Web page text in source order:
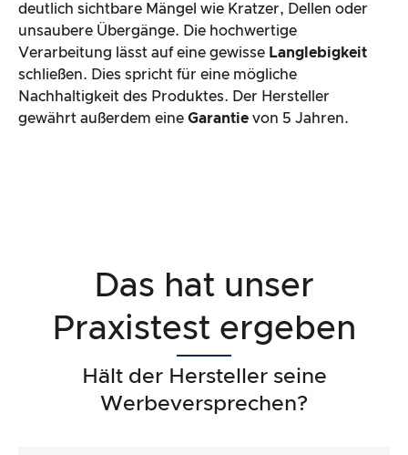
deutlich sichtbare Mängel wie Kratzer, Dellen oder
unsaubere Übergänge. Die hochwertige
Verarbeitung lässt auf eine gewisse Langlebigkeit
schließen. Dies spricht für eine mögliche
Nachhaltigkeit des Produktes. Der Hersteller
gewährt außerdem eine Garantie von 5 Jahren.
Das hat unser
Praxistest ergeben
Hält der Hersteller seine
Werbeversprechen?